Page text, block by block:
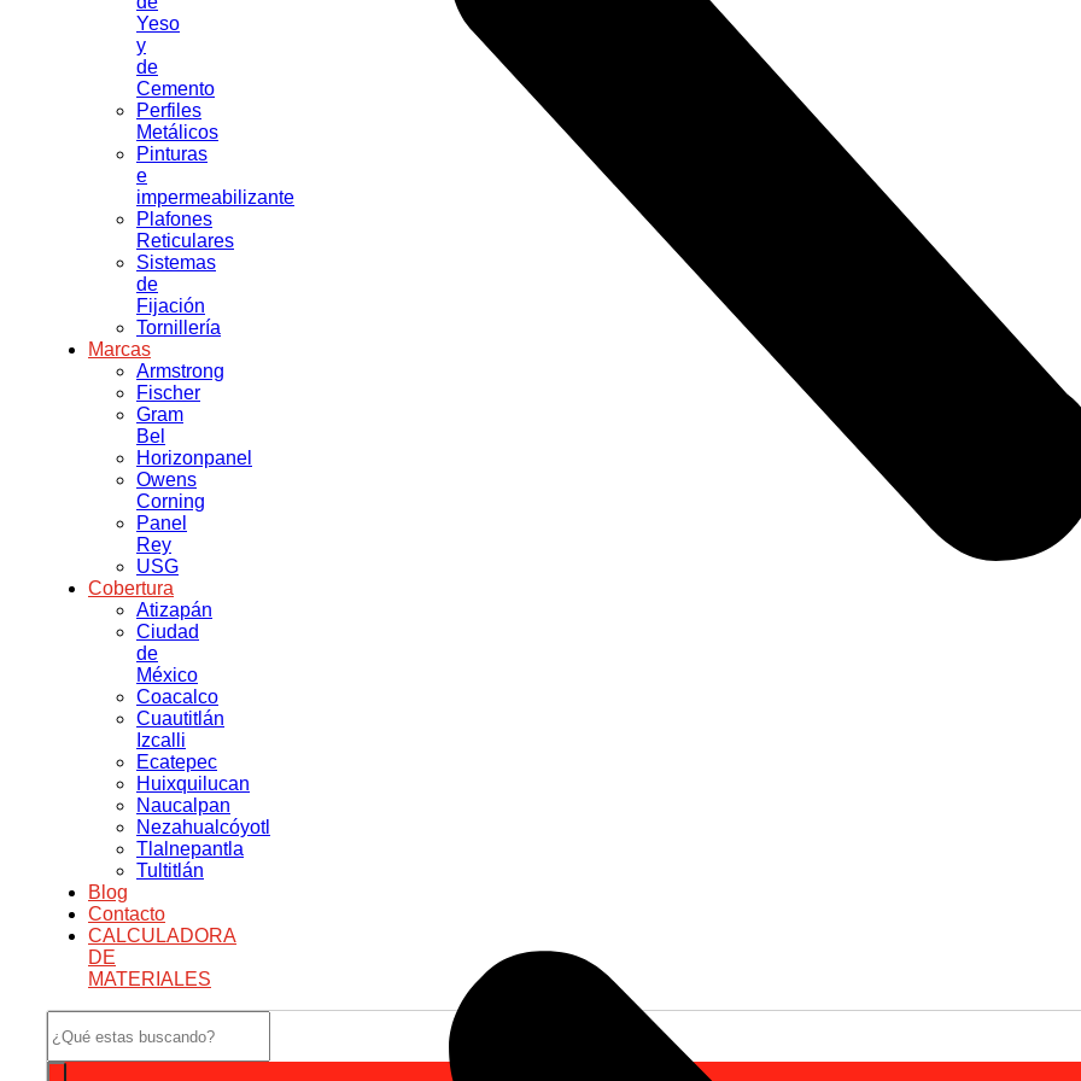
Yeso
y
de
Cemento
Perfiles
Metálicos
Pinturas
e
impermeabilizante
Plafones
Reticulares
Sistemas
de
Fijación
Tornillería
Marcas
Armstrong
Fischer
Gram
Bel
Horizonpanel
Owens
Corning
Panel
Rey
USG
Cobertura
Atizapán
Ciudad
de
México
Coacalco
Cuautitlán
Izcalli
Ecatepec
Huixquilucan
Naucalpan
Nezahualcóyotl
Tlalnepantla
Tultitlán
Blog
Contacto
CALCULADORA
DE
MATERIALES